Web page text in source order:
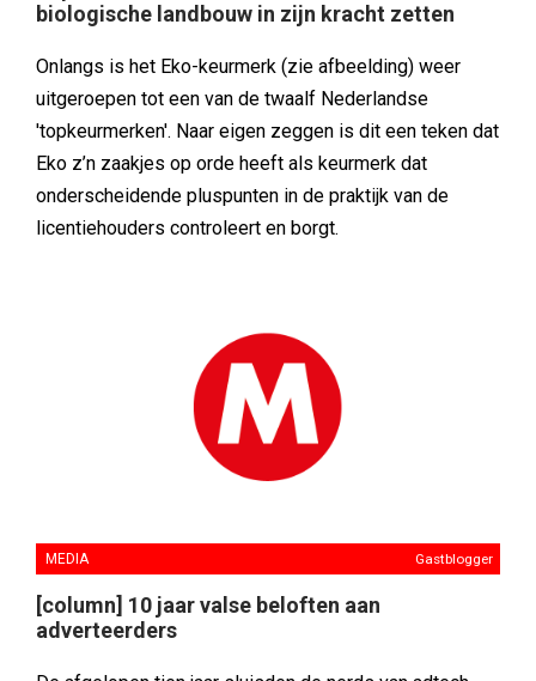
biologische landbouw in zijn kracht zetten
Onlangs is het Eko-keurmerk (zie afbeelding) weer
uitgeroepen tot een van de twaalf Nederlandse
'topkeurmerken'. Naar eigen zeggen is dit een teken dat
Eko z’n zaakjes op orde heeft als keurmerk dat
onderscheidende pluspunten in de praktijk van de
licentiehouders controleert en borgt.
MEDIA Gastblogger
[column] 10 jaar valse beloften aan
adverteerders